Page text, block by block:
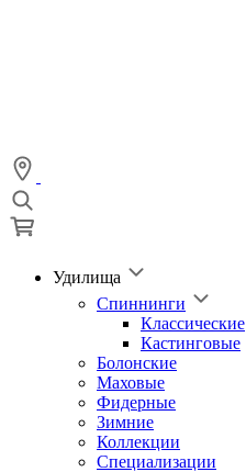
Удилища
Спиннинги
Классические
Кастинговые
Болонские
Маховые
Фидерные
Зимние
Коллекции
Специализации